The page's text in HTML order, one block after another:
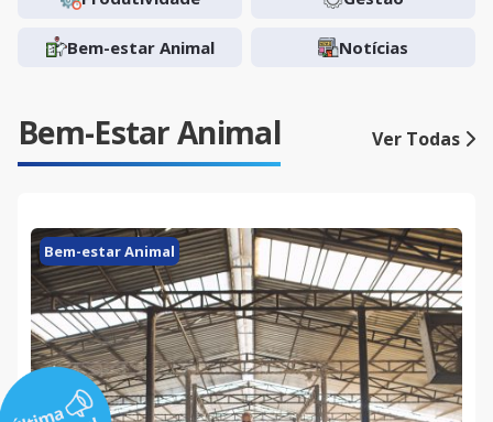
Bem-estar Animal Notícias
Bem-Estar Animal Ver Todas
Bem-estar Animal